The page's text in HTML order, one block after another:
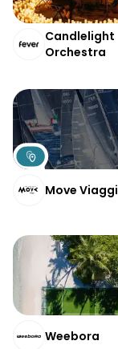
Candlelight
Orchestra
Move Viaggi
Weebora